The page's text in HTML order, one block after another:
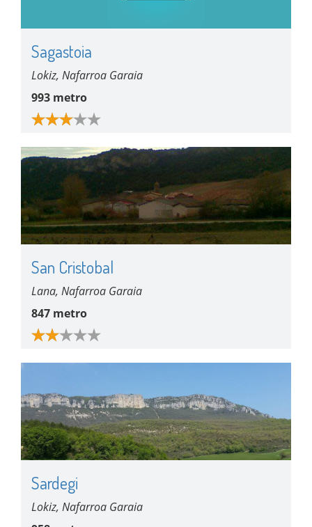
Sagastoia
Lokiz, Nafarroa Garaia
993 metro
San Cristobal
Lana, Nafarroa Garaia
847 metro
Sardegi
Lokiz, Nafarroa Garaia